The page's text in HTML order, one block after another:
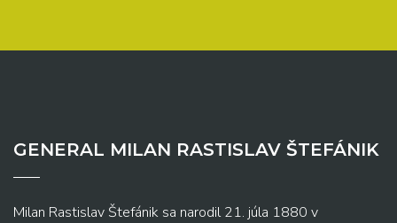
GENERAL MILAN RASTISLAV ŠTEFÁNIK
Milan Rastislav Štefánik sa narodil 21. júla 1880 v